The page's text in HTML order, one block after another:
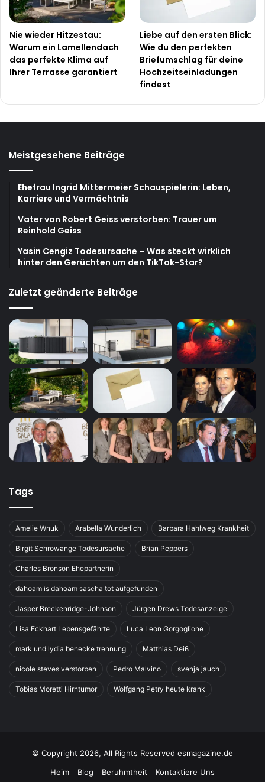
Nie wieder Hitzestau:
Warum ein Lamellendach
das perfekte Klima auf
Ihrer Terrasse garantiert
Liebe auf den ersten Blick:
Wie du den perfekten
Briefumschlag für deine
Hochzeitseinladungen
findest
Meistgesehene Beiträge
Ehefrau Ingrid Mittermeier Schauspielerin: Leben,
Karriere und Vermächtnis
Vater von Robert Geiss verstorben: Trauer um
Reinhold Geiss
Yasin Cengiz Todesursache – Was steckt wirklich
hinter den Gerüchten um den TikTok-Star?
Zuletzt geänderte Beiträge
Tags
Amelie Wnuk Arabella Wunderlich Barbara Hahlweg Krankheit
Birgit Schrowange Todesursache Brian Peppers
Charles Bronson Ehepartnerin
dahoam is dahoam sascha tot aufgefunden
Jasper Breckenridge-Johnson Jürgen Drews Todesanzeige
Lisa Eckhart Lebensgefährte Luca Leon Gorgoglione
mark und lydia benecke trennung Matthias Deiß
nicole steves verstorben Pedro Malvino svenja jauch
Tobias Moretti Hirntumor Wolfgang Petry heute krank
© Copyright 2026, All Rights Reserved esmagazine.de
Heim
Blog Beruhmtheit Kontaktiere Uns